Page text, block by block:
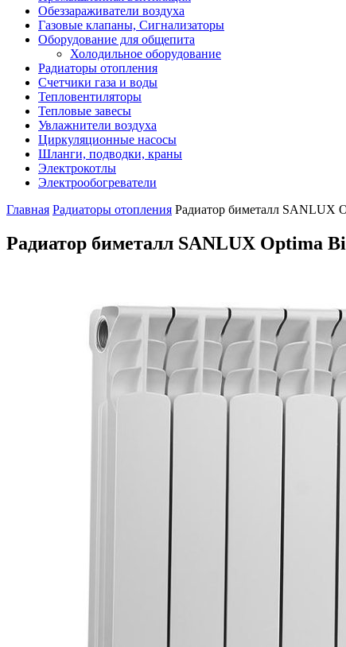
Обеззараживатели воздуха
Газовые клапаны, Сигнализаторы
Оборудование для общепита
Холодильное оборудование
Радиаторы отопления
Счетчики газа и воды
Тепловентиляторы
Тепловые завесы
Увлажнители воздуха
Циркуляционные насосы
Шланги, подводки, краны
Электрокотлы
Электрообогреватели
Главная Радиаторы отопления Радиатор биметалл SANLUX
Радиатор биметалл SANLUX Optima